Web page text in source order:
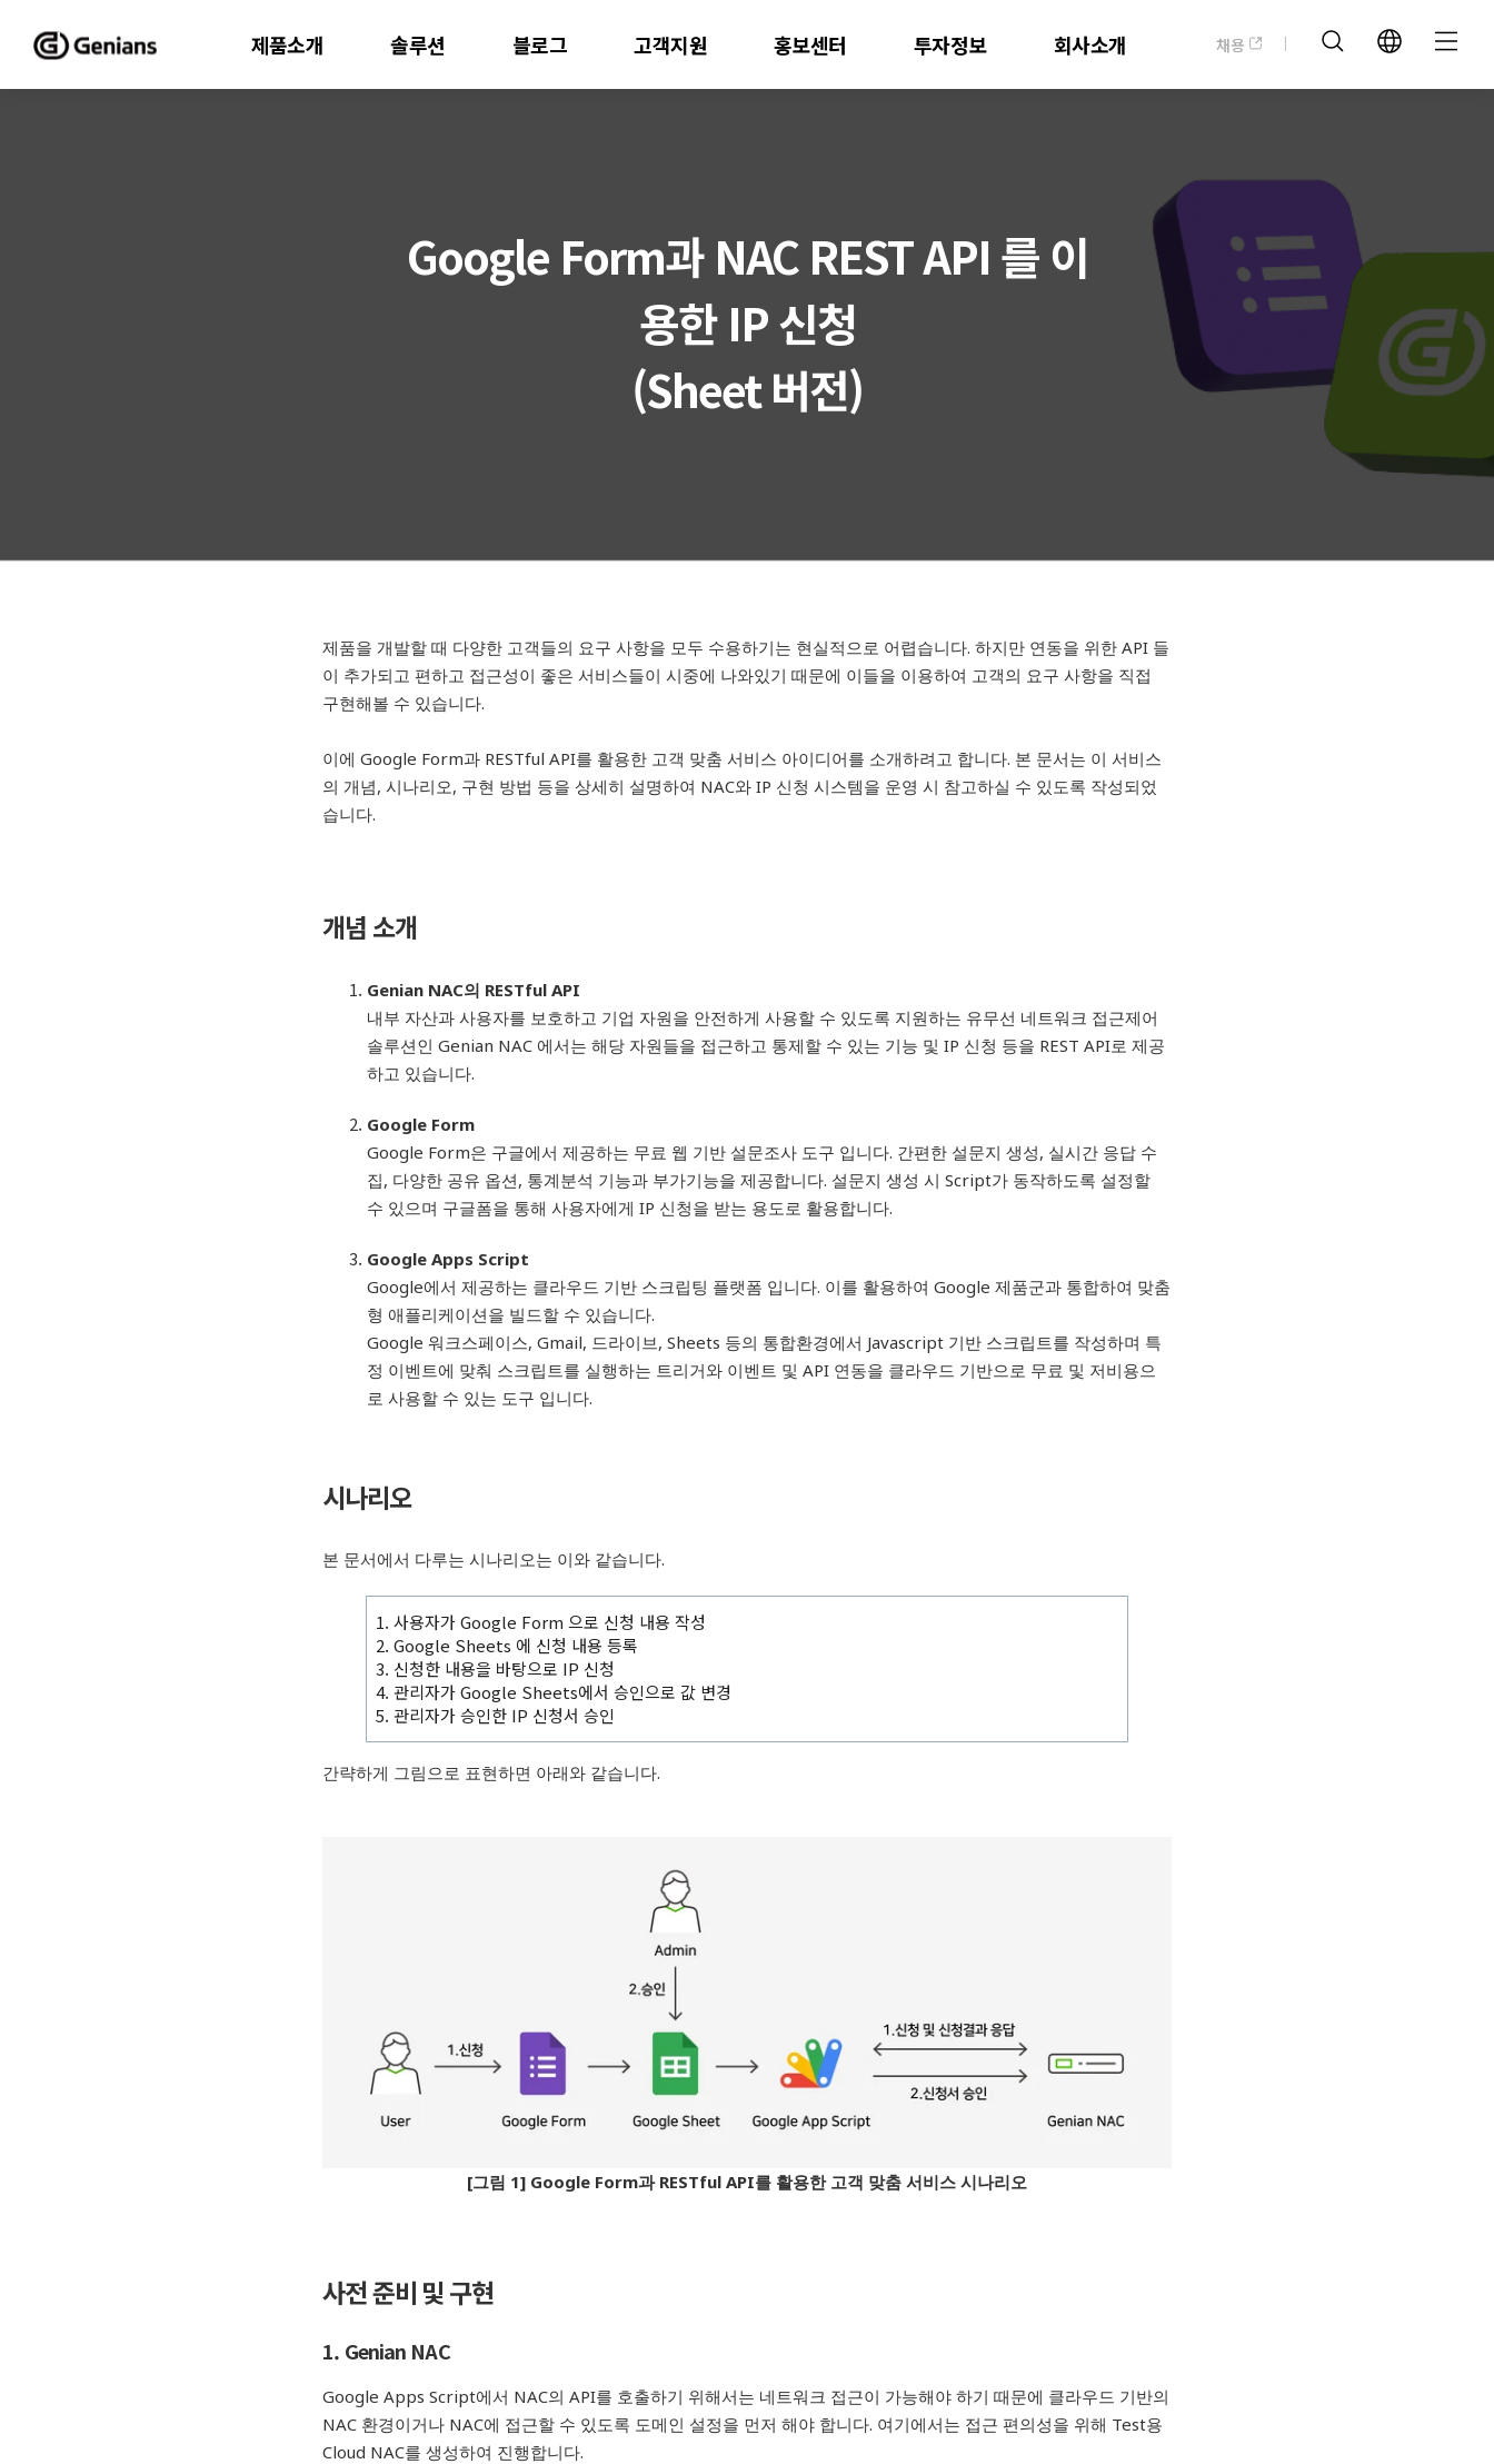
제품소개 솔루션 블로그 고객지원 홍보센터 투자정보 회사소개 채용
Google Form과 NAC REST API 를 이
용한 IP 신청
(Sheet 버전)
제품을 개발할 때 다양한 고객들의 요구 사항을 모두 수용하기는 현실적으로 어렵습니다. 하지만 연동을 위한 API 들
이 추가되고 편하고 접근성이 좋은 서비스들이 시중에 나와있기 때문에 이들을 이용하여 고객의 요구 사항을 직접
구현해볼 수 있습니다.
이에 Google Form과 RESTful API를 활용한 고객 맞춤 서비스 아이디어를 소개하려고 합니다. 본 문서는 이 서비스
의 개념, 시나리오, 구현 방법 등을 상세히 설명하여 NAC와 IP 신청 시스템을 운영 시 참고하실 수 있도록 작성되었
습니다.
개념 소개
Genian NAC의 RESTful API
내부 자산과 사용자를 보호하고 기업 자원을 안전하게 사용할 수 있도록 지원하는 유무선 네트워크 접근제어
솔루션인 Genian NAC 에서는 해당 자원들을 접근하고 통제할 수 있는 기능 및 IP 신청 등을 REST API로 제공
하고 있습니다.
Google Form
Google Form은 구글에서 제공하는 무료 웹 기반 설문조사 도구 입니다. 간편한 설문지 생성, 실시간 응답 수
집, 다양한 공유 옵션, 통계분석 기능과 부가기능을 제공합니다. 설문지 생성 시 Script가 동작하도록 설정할
수 있으며 구글폼을 통해 사용자에게 IP 신청을 받는 용도로 활용합니다.
Google Apps Script
Google에서 제공하는 클라우드 기반 스크립팅 플랫폼 입니다. 이를 활용하여 Google 제품군과 통합하여 맞춤
형 애플리케이션을 빌드할 수 있습니다.
Google 워크스페이스, Gmail, 드라이브, Sheets 등의 통합환경에서 Javascript 기반 스크립트를 작성하며 특
정 이벤트에 맞춰 스크립트를 실행하는 트리거와 이벤트 및 API 연동을 클라우드 기반으로 무료 및 저비용으
로 사용할 수 있는 도구 입니다.
시나리오
본 문서에서 다루는 시나리오는 이와 같습니다.
1. 사용자가 Google Form 으로 신청 내용 작성
2. Google Sheets 에 신청 내용 등록
3. 신청한 내용을 바탕으로 IP 신청
4. 관리자가 Google Sheets에서 승인으로 값 변경
5. 관리자가 승인한 IP 신청서 승인
간략하게 그림으로 표현하면 아래와 같습니다.
[그림 1] Google Form과 RESTful API를 활용한 고객 맞춤 서비스 시나리오
사전 준비 및 구현
1. Genian NAC
Google Apps Script에서 NAC의 API를 호출하기 위해서는 네트워크 접근이 가능해야 하기 때문에 클라우드 기반의
NAC 환경이거나 NAC에 접근할 수 있도록 도메인 설정을 먼저 해야 합니다. 여기에서는 접근 편의성을 위해 Test용
Cloud NAC를 생성하여 진행합니다.